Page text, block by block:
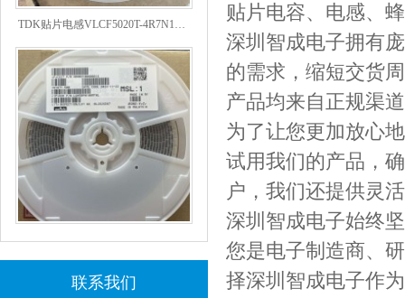
TDK贴片电感VLCF5020T-4R7N1R7-1
村田电感LQW15AN47NG80D
联系我们
贴片电容、电感、
深圳智成电子拥有
的需求，缩短交货
产品均来自正规渠
为了让您更加放心
试用我们的产品，
户，我们还提供灵
深圳智成电子始终
您是电子制造商、
择深圳智成电子作